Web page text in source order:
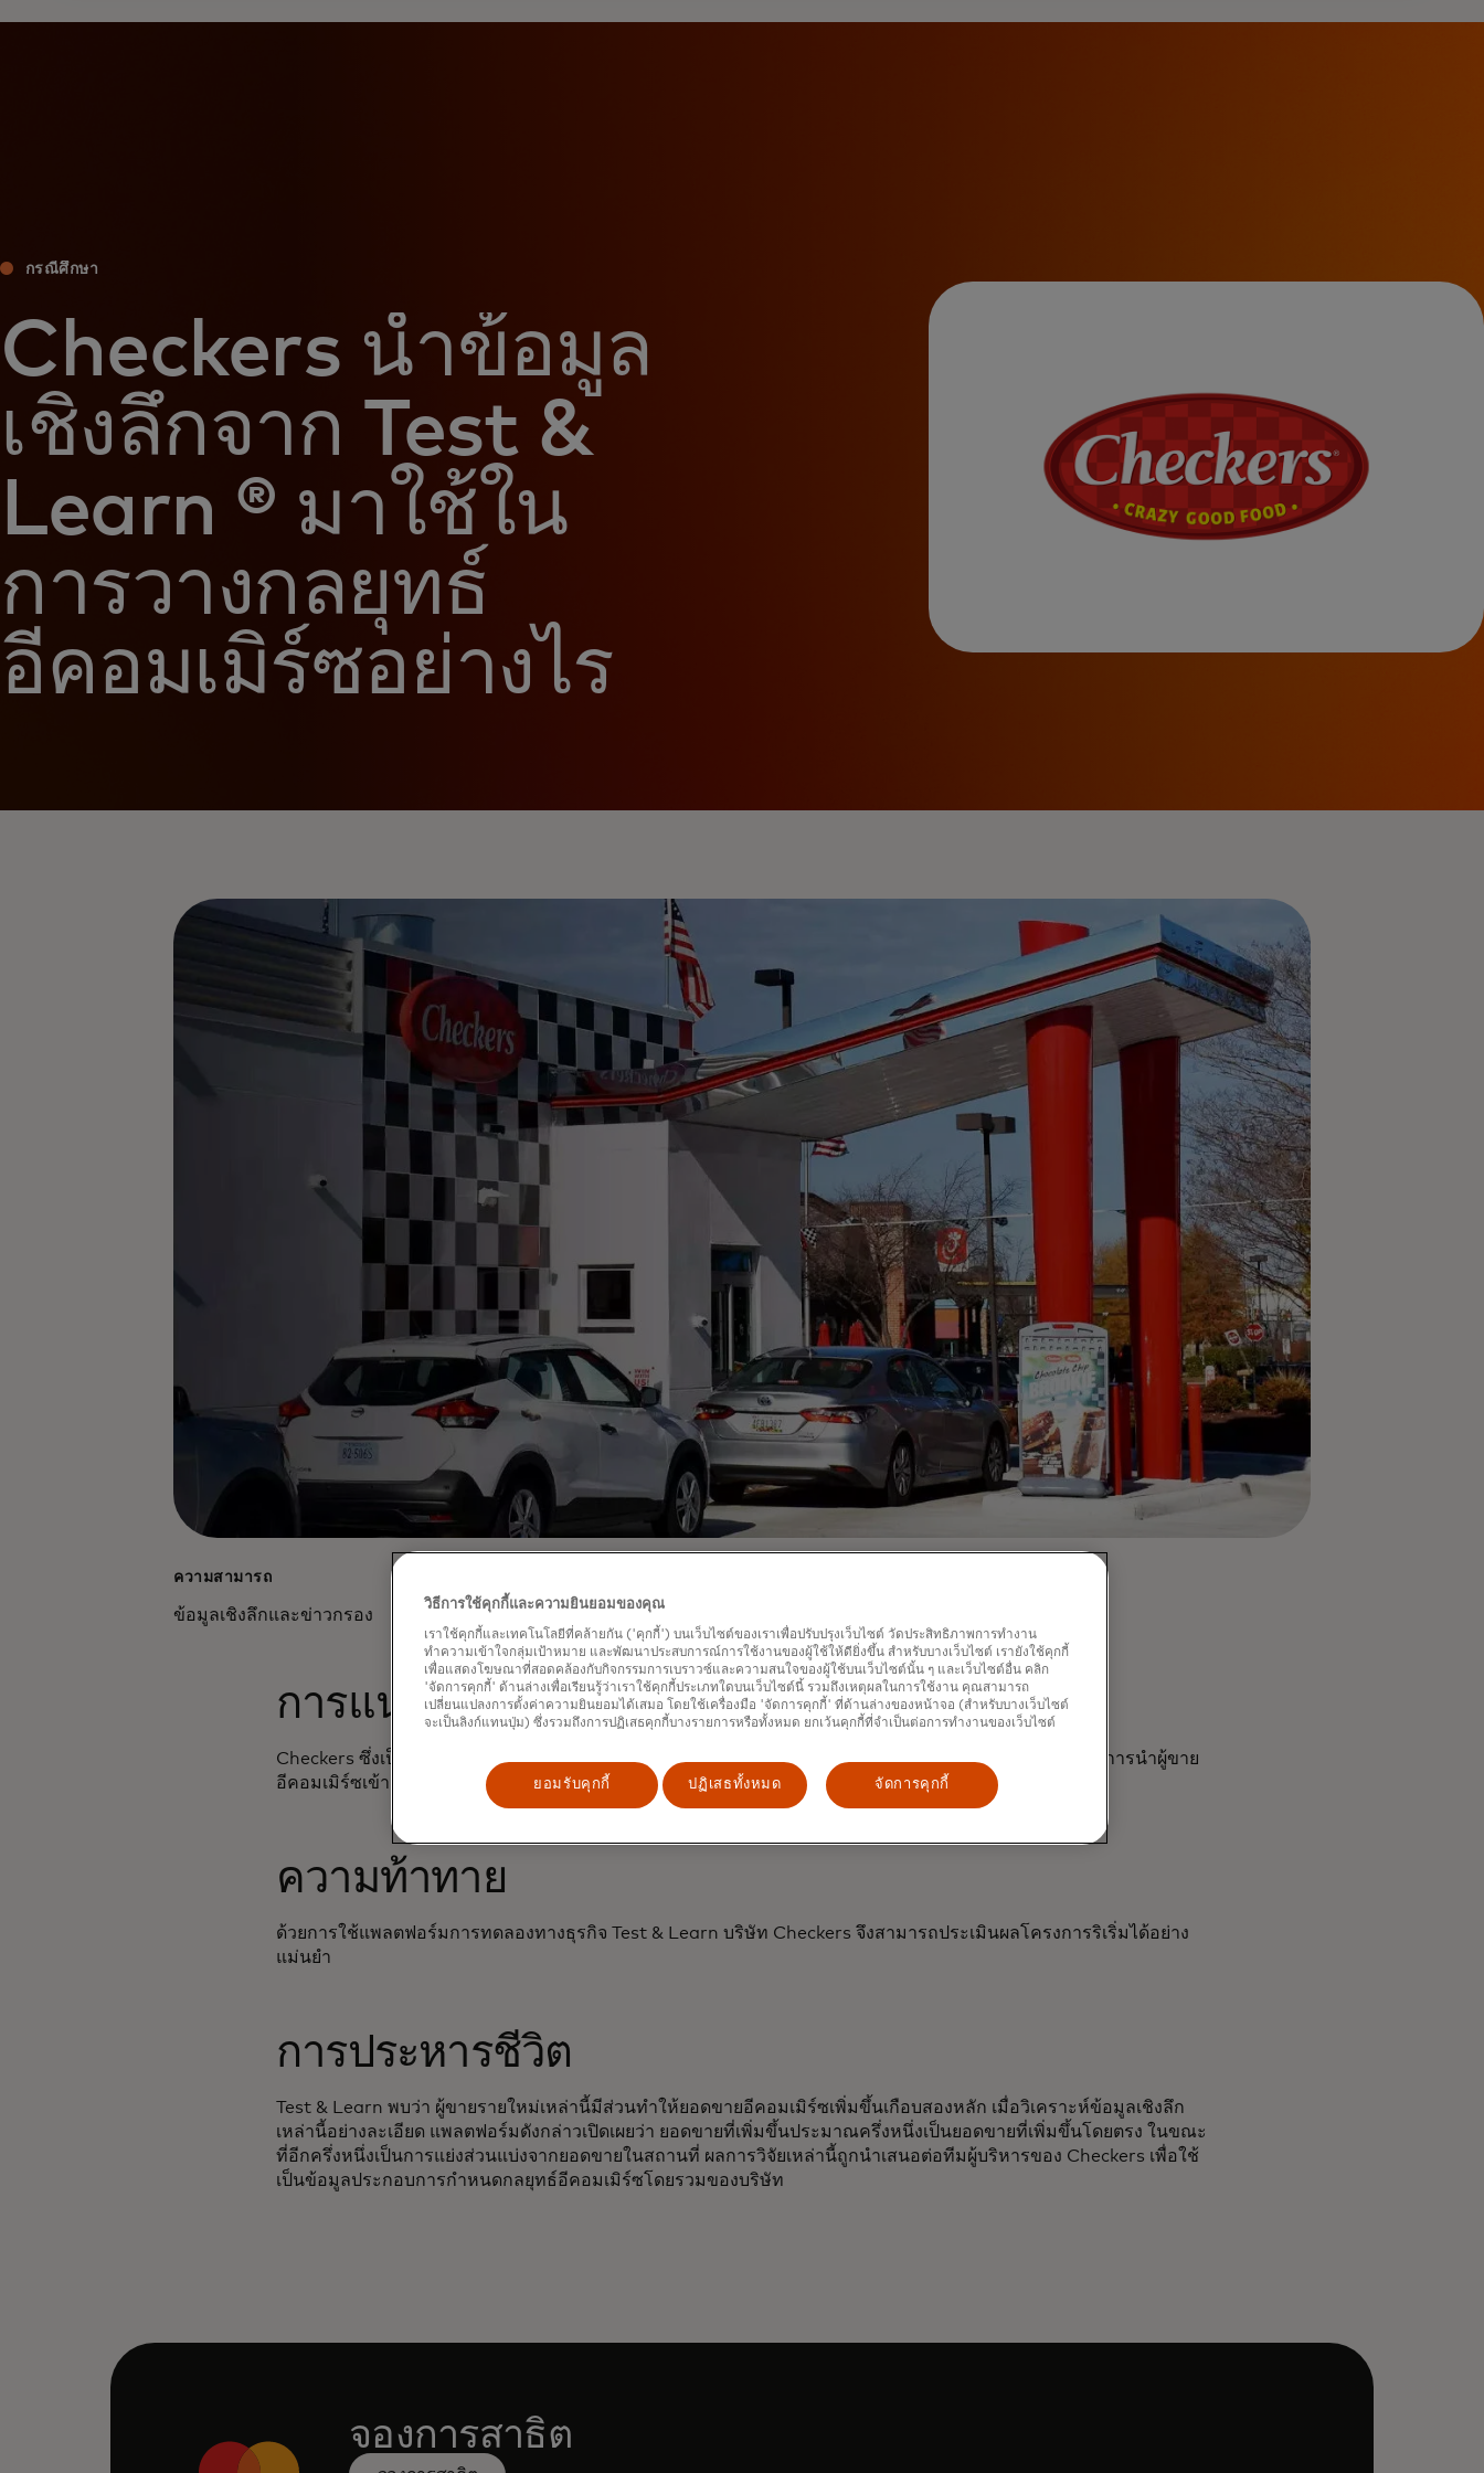
กรณีศึกษา
Checkers นำข้อมูล
เชิงลึกจาก Test &
Learn ® มาใช้ใน
การวางกลยุทธ์
อีคอมเมิร์ซอย่างไร
ความสามารถ
ข้อมูลเชิงลึกและข่าวกรอง การวิเคราะห์ขั้นสูง
การแนะนำ
Checkers ซึ่งเป็นเครือร้านอาหารแบบไดรฟ์ทรูในสหรัฐอเมริกา ต้องการทำความเข้าใจผลกระทบที่เพิ่มขึ้นจากการนำผู้ขาย
อีคอมเมิร์ซเข้ามาใช้สำหรับบริการจัดส่งอาหาร
ความท้าทาย
ด้วยการใช้แพลตฟอร์มการทดลองทางธุรกิจ Test & Learn บริษัท Checkers จึงสามารถประเมินผลโครงการริเริ่มได้อย่าง
แม่นยำ
การประหารชีวิต
Test & Learn พบว่า ผู้ขายรายใหม่เหล่านี้มีส่วนทำให้ยอดขายอีคอมเมิร์ซเพิ่มขึ้นเกือบสองหลัก เมื่อวิเคราะห์ข้อมูลเชิงลึก
เหล่านี้อย่างละเอียด แพลตฟอร์มดังกล่าวเปิดเผยว่า ยอดขายที่เพิ่มขึ้นประมาณครึ่งหนึ่งเป็นยอดขายที่เพิ่มขึ้นโดยตรง ในขณะ
ที่อีกครึ่งหนึ่งเป็นการแย่งส่วนแบ่งจากยอดขายในสถานที่ ผลการวิจัยเหล่านี้ถูกนำเสนอต่อทีมผู้บริหารของ Checkers เพื่อใช้
เป็นข้อมูลประกอบการกำหนดกลยุทธ์อีคอมเมิร์ซโดยรวมของบริษัท
จองการสาธิต
วิธีการใช้คุกกี้และความยินยอมของคุณ
เราใช้คุกกี้และเทคโนโลยีที่คล้ายกัน ('คุกกี้') บนเว็บไซต์ของเราเพื่อปรับปรุงเว็บไซต์ วัดประสิทธิภาพการทำงาน
ทำความเข้าใจกลุ่มเป้าหมาย และพัฒนาประสบการณ์การใช้งานของผู้ใช้ให้ดียิ่งขึ้น สำหรับบางเว็บไซต์ เรายังใช้คุกกี้
เพื่อแสดงโฆษณาที่สอดคล้องกับกิจกรรมการเบราวซ์และความสนใจของผู้ใช้บนเว็บไซต์นั้น ๆ และเว็บไซต์อื่น คลิก
'จัดการคุกกี้' ด้านล่างเพื่อเรียนรู้ว่าเราใช้คุกกี้ประเภทใดบนเว็บไซต์นี้ รวมถึงเหตุผลในการใช้งาน คุณสามารถ
เปลี่ยนแปลงการตั้งค่าความยินยอมได้เสมอ โดยใช้เครื่องมือ 'จัดการคุกกี้' ที่ด้านล่างของหน้าจอ (สำหรับบางเว็บไซต์
จะเป็นลิงก์แทนปุ่ม) ซึ่งรวมถึงการปฏิเสธคุกกี้บางรายการหรือทั้งหมด ยกเว้นคุกกี้ที่จำเป็นต่อการทำงานของเว็บไซต์
ยอมรับคุกกี้ ปฏิเสธทั้งหมด จัดการคุกกี้